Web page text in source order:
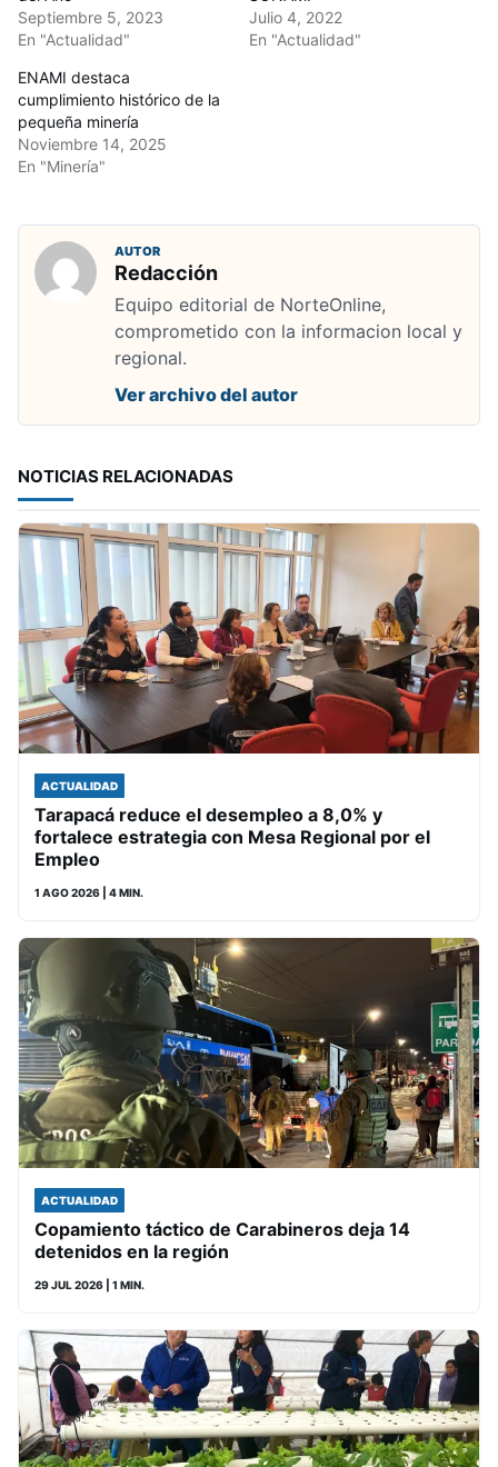
Septiembre 5, 2023
En "Actualidad"
Julio 4, 2022
En "Actualidad"
ENAMI destaca
cumplimiento histórico de la
pequeña minería
Noviembre 14, 2025
En "Minería"
AUTOR
Redacción
Equipo editorial de NorteOnline,
comprometido con la informacion local y
regional.
Ver archivo del autor
NOTICIAS RELACIONADAS
ACTUALIDAD
Tarapacá reduce el desempleo a 8,0% y
fortalece estrategia con Mesa Regional por el
Empleo
1 AGO 2026 | 4 MIN.
ACTUALIDAD
Copamiento táctico de Carabineros deja 14
detenidos en la región
29 JUL 2026 | 1 MIN.